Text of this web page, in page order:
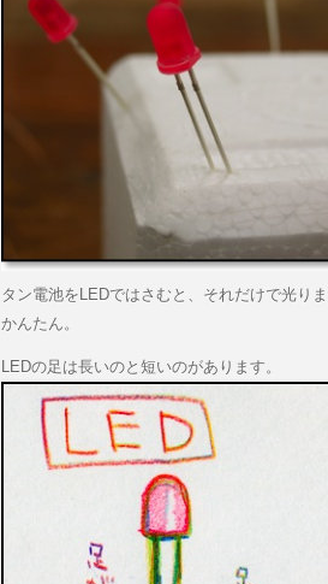
タン電池をLEDではさむと、それだけで光り
かんたん。
LEDの足は長いのと短いのがあります。